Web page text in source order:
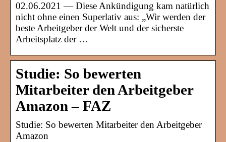
02.06.2021 — Diese Ankündigung kam natürlich
nicht ohne einen Superlativ aus: „Wir werden der
beste Arbeitgeber der Welt und der sicherste
Arbeitsplatz der …
Studie: So bewerten
Mitarbeiter den Arbeitgeber
Amazon – FAZ
Studie: So bewerten Mitarbeiter den Arbeitgeber
Amazon